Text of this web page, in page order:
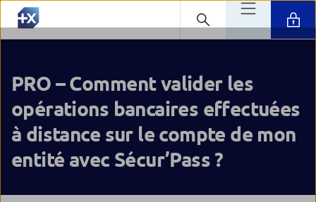
PRO – Comment valider les
opérations bancaires effectuées
à distance sur le compte de mon
entité avec Sécur’Pass ?